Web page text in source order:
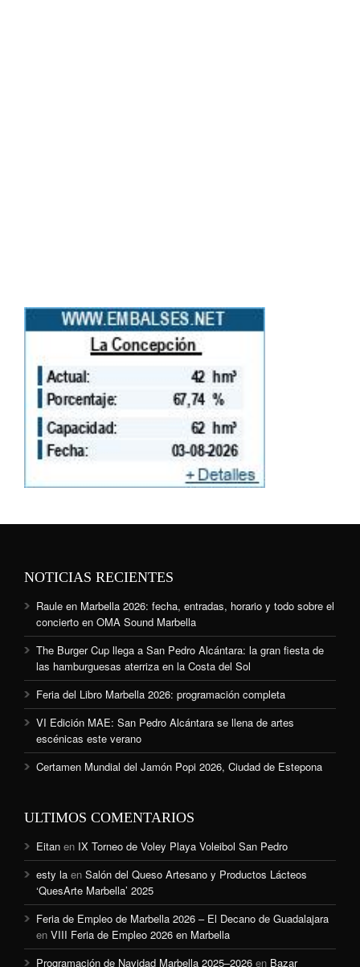
NOTICIAS RECIENTES
Raule en Marbella 2026: fecha, entradas, horario y todo sobre el
concierto en OMA Sound Marbella
The Burger Cup llega a San Pedro Alcántara: la gran fiesta de
las hamburguesas aterriza en la Costa del Sol
Feria del Libro Marbella 2026: programación completa
VI Edición MAE: San Pedro Alcántara se llena de artes
escénicas este verano
Certamen Mundial del Jamón Popi 2026, Ciudad de Estepona
ULTIMOS COMENTARIOS
Eitan en IX Torneo de Voley Playa Voleibol San Pedro
esty la en Salón del Queso Artesano y Productos Lácteos
‘QuesArte Marbella’ 2025
Feria de Empleo de Marbella 2026 – El Decano de Guadalajara
en VIII Feria de Empleo 2026 en Marbella
Programación de Navidad Marbella 2025–2026 en Bazar